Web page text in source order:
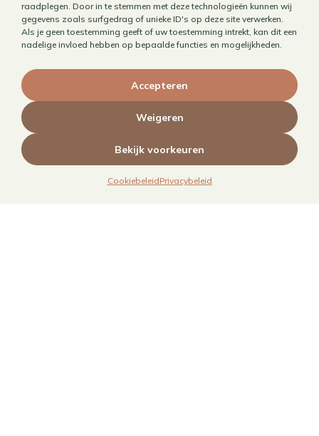
raadplegen. Door in te stemmen met deze technologieën kunnen wij
gegevens zoals surfgedrag of unieke ID's op deze site verwerken.
Als je geen toestemming geeft of uw toestemming intrekt, kan dit een
nadelige invloed hebben op bepaalde functies en mogelijkheden.
Accepteren
Weigeren
Bekijk voorkeuren
CookiebeleidPrivacybeleid
Receptontwikkeling
Brandingfotografie voor foodies
MAIN – Contentjaarabonnement